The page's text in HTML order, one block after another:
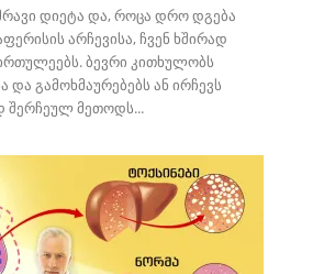
დიეტა და, როცა დრო დგება
არჩევისა, ჩვენ ხშირად
ბევრი კითხულობს
და გამოხმაურებებს ან ირჩევს
შერჩეულ მეთოდს...